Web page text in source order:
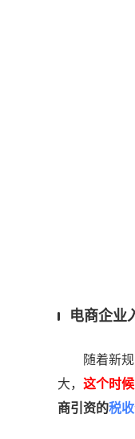
电商企业
随着新规对
大， 这个时
商引资的税